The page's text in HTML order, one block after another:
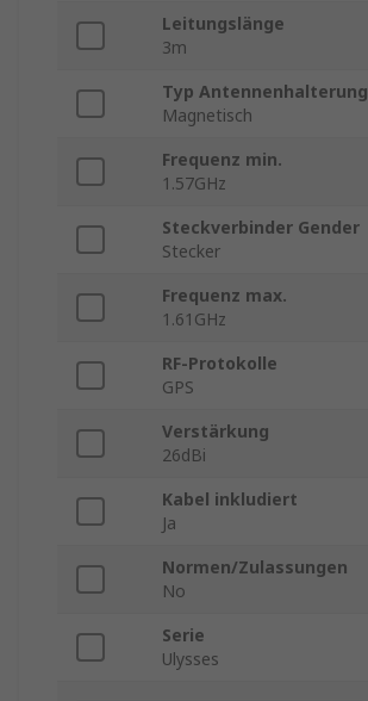
Leitungslänge
3m
Typ Antennenhalterung
Magnetisch
Frequenz min.
1.57GHz
Steckverbinder Gender
Stecker
Frequenz max.
1.61GHz
RF-Protokolle
GPS
Verstärkung
26dBi
Kabel inkludiert
Ja
Normen/Zulassungen
No
Serie
Ulysses